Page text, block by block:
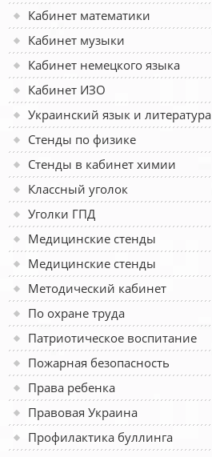
Кабинет математики
Кабинет музыки
Кабинет немецкого языка
Кабинет ИЗО
Украинский язык и литература
Стенды по физике
Стенды в кабинет химии
Классный уголок
Уголки ГПД
Медицинские стенды
Медицинские стенды
Методический кабинет
По охране труда
Патриотическое воспитание
Пожарная безопасность
Права ребенка
Правовая Украина
Профилактика буллинга